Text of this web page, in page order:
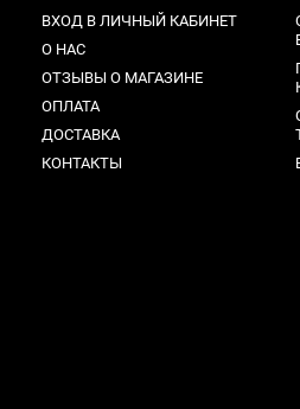
ВХОД В ЛИЧНЫЙ КАБИНЕТ
О НАС
ОТЗЫВЫ О МАГАЗИНЕ
ОПЛАТА
ДОСТАВКА
КОНТАКТЫ